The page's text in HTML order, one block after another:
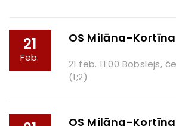
21
Feb.
OS Milāna-Kortīna
21.feb. 11:00 Bobslejs,
(1;2)
OS Milāna-Kortīna